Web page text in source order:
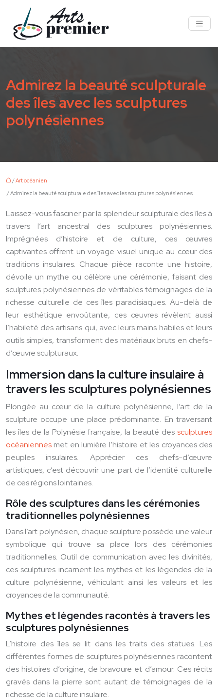
Admirez la beauté sculpturale
des îles avec les sculptures
polynésiennes
/Art océanien
/ Admirez la beauté sculpturale des îles avec les sculptures polynésiennes
Laissez-vous fasciner par la splendeur sculpturale des îles à
travers l’art ancestral des sculptures polynésiennes.
Imprégnées d’histoire et de culture, ces œuvres
captivantes offrent un voyage visuel unique au cœur des
traditions insulaires. Chaque pièce raconte une histoire,
dévoile un mythe ou célèbre une cérémonie, faisant des
sculptures polynésiennes de véritables témoignages de la
richesse culturelle de ces îles paradisiaques. Au-delà de
leur esthétique envoûtante, ces œuvres révèlent aussi
l’habileté des artisans qui, avec leurs mains habiles et leurs
outils simples, transforment des matériaux bruts en chefs-
d’œuvre sculpturaux.
Immersion dans la culture insulaire à
travers les sculptures polynésiennes
Plongée au cœur de la culture polynésienne, l’art de la
sculpture occupe une place prédominante. En traversant
les îles de la Polynésie française, la beauté des sculptures
océaniennes met en lumière l’histoire et les croyances des
peuples insulaires. Apprécier ces chefs-d’œuvre
artistiques, c’est découvrir une part de l’identité culturelle
de ces régions lointaines.
Rôle des sculptures dans les cérémonies
traditionnelles polynésiennes
Dans l’art polynésien, chaque sculpture possède une valeur
symbolique qui trouve sa place lors des cérémonies
traditionnelles. Outil de communication avec les divinités,
ces sculptures incarnent les mythes et les légendes de la
culture polynésienne, véhiculant ainsi les valeurs et les
croyances de la communauté.
Mythes et légendes racontés à travers les
sculptures polynésiennes
L’histoire des îles se lit dans les traits des statues. Les
différentes formes de sculptures polynésiennes racontent
des histoires d’origine, de bravoure et d’amour. Ces récits
gravés dans la pierre sont autant de témoignages de la
richesse de la culture insulaire.